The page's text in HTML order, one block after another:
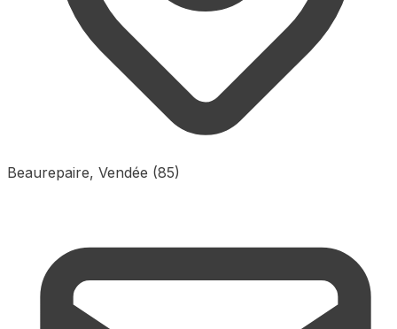
Beaurepaire, Vendée (85)